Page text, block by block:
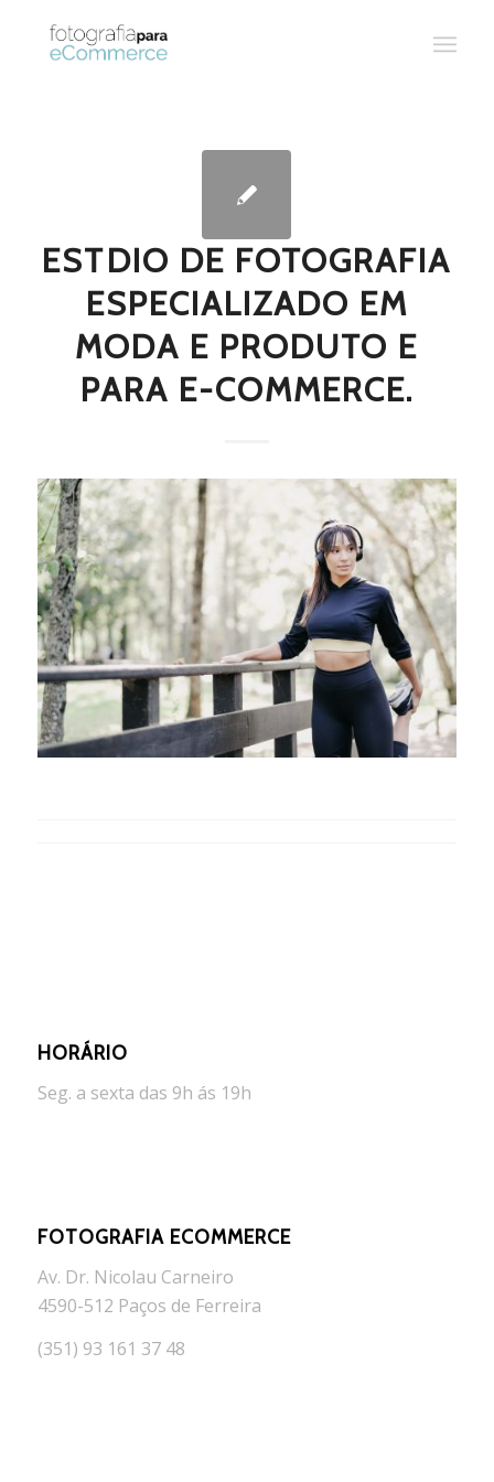
ESTDIO DE FOTOGRAFIA
ESPECIALIZADO EM
MODA E PRODUTO E
PARA E-COMMERCE.
HORÁRIO
Seg. a sexta das 9h ás 19h
FOTOGRAFIA ECOMMERCE
Av. Dr. Nicolau Carneiro
4590-512 Paços de Ferreira
(351) 93 161 37 48